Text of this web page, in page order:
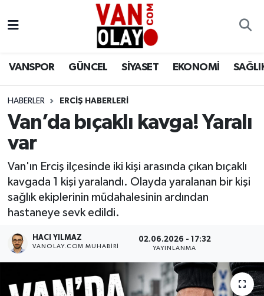
VANSPOR GÜNCEL SİYASET EKONOMİ
HABERLER ERCİŞ HABERLERİ
Van’da bıçaklı kavga! Yaralı
var
Van'ın Erciş ilçesinde iki kişi arasında çıkan bıçaklı
kavgada 1 kişi yaralandı. Olayda yaralanan bir kişi
sağlık ekiplerinin müdahalesinin ardından
hastaneye sevk edildi.
HACI YILMAZ
VANOLAY.COM MUHABIRI
02.06.2026 - 17:32
YAYINLANMA
Siyaset
Sağlık
Eğitim
RESMİ İLANLAR
Van Nöbetçi Eczaneler
Van Namaz Vakitleri
Van Trafik Yoğunluk Haritası
Süper Lig Puan Durumu ve Fikstür
Tüm Manşetler